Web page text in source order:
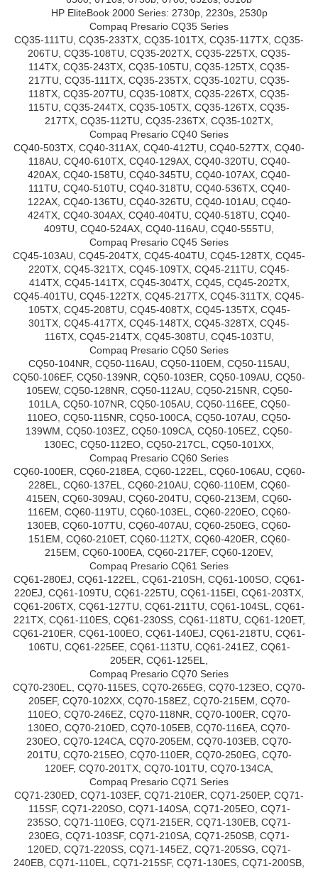
HP EliteBook 2000 Series: 2730p, 2230s, 2530p
Compaq Presario CQ35 Series
CQ35-111TU, CQ35-233TX, CQ35-101TX, CQ35-117TX, CQ35-
206TU, CQ35-108TU, CQ35-202TX, CQ35-225TX, CQ35-
114TX, CQ35-243TX, CQ35-105TU, CQ35-125TX, CQ35-
217TU, CQ35-111TX, CQ35-235TX, CQ35-102TU, CQ35-
118TX, CQ35-207TU, CQ35-108TX, CQ35-226TX, CQ35-
115TU, CQ35-244TX, CQ35-105TX, CQ35-126TX, CQ35-
217TX, CQ35-112TU, CQ35-236TX, CQ35-102TX,
Compaq Presario CQ40 Series
CQ40-503TX, CQ40-311AX, CQ40-412TU, CQ40-527TX, CQ40-
118AU, CQ40-610TX, CQ40-129AX, CQ40-320TU, CQ40-
420AX, CQ40-158TU, CQ40-345TU, CQ40-107AX, CQ40-
111TU, CQ40-510TU, CQ40-318TU, CQ40-536TX, CQ40-
122AX, CQ40-136TU, CQ40-326TU, CQ40-101AU, CQ40-
424TX, CQ40-304AX, CQ40-404TU, CQ40-518TU, CQ40-
409TU, CQ40-524AX, CQ40-116AU, CQ40-555TU,
Compaq Presario CQ45 Series
CQ45-103AU, CQ45-204TX, CQ45-404TU, CQ45-128TX, CQ45-
220TX, CQ45-321TX, CQ45-109TX, CQ45-211TU, CQ45-
414TX, CQ45-141TX, CQ45-304TX, CQ45, CQ45-202TX,
CQ45-401TU, CQ45-122TX, CQ45-217TX, CQ45-311TX, CQ45-
105TX, CQ45-208TU, CQ45-408TX, CQ45-135TX, CQ45-
301TX, CQ45-417TX, CQ45-148TX, CQ45-328TX, CQ45-
116TX, CQ45-214TX, CQ45-308TU, CQ45-103TU,
Compaq Presario CQ50 Series
CQ50-104NR, CQ50-116AU, CQ50-110EM, CQ50-115AU,
CQ50-106EF, CQ50-139NR, CQ50-103ER, CQ50-109AU, CQ50-
105EW, CQ50-128NR, CQ50-112AU, CQ50-215NR, CQ50-
101LA, CQ50-107NR, CQ50-105AU, CQ50-116EE, CQ50-
110EO, CQ50-115NR, CQ50-100CA, CQ50-107AU, CQ50-
139WM, CQ50-103EZ, CQ50-109CA, CQ50-105EZ, CQ50-
130EC, CQ50-112EO, CQ50-217CL, CQ50-101XX,
Compaq Presario CQ60 Series
CQ60-100ER, CQ60-218EA, CQ60-122EL, CQ60-106AU, CQ60-
228EL, CQ60-137EL, CQ60-210AU, CQ60-110EM, CQ60-
415EN, CQ60-309AU, CQ60-204TU, CQ60-213EM, CQ60-
116EM, CQ60-119TU, CQ60-103EL, CQ60-220EO, CQ60-
130EB, CQ60-107TU, CQ60-407AU, CQ60-250EG, CQ60-
151EM, CQ60-210ET, CQ60-112TX, CQ60-420ER, CQ60-
215EM, CQ60-100EA, CQ60-217EF, CQ60-120EV,
Compaq Presario CQ61 Series
CQ61-280EJ, CQ61-122EL, CQ61-210SH, CQ61-100SO, CQ61-
220EJ, CQ61-109TU, CQ61-225TU, CQ61-115EI, CQ61-203TX,
CQ61-206TX, CQ61-127TU, CQ61-211TU, CQ61-104SL, CQ61-
221TX, CQ61-110ES, CQ61-230SS, CQ61-118TU, CQ61-120ET,
CQ61-210ER, CQ61-100EO, CQ61-140EJ, CQ61-218TU, CQ61-
106TU, CQ61-225EE, CQ61-113TU, CQ61-241EZ, CQ61-
205ER, CQ61-125EL,
Compaq Presario CQ70 Series
CQ70-230EL, CQ70-115ES, CQ70-265EG, CQ70-123EO, CQ70-
205EF, CQ70-102XX, CQ70-158EZ, CQ70-215EM, CQ70-
110EO, CQ70-246EZ, CQ70-118NR, CQ70-100ER, CQ70-
130EO, CQ70-210ED, CQ70-105EB, CQ70-116EA, CQ70-
230EO, CQ70-124CA, CQ70-205EM, CQ70-103EB, CQ70-
201TU, CQ70-215EO, CQ70-110ER, CQ70-250EG, CQ70-
120EF, CQ70-201TX, CQ70-101TU, CQ70-134CA,
Compaq Presario CQ71 Series
CQ71-230ED, CQ71-103EF, CQ71-210ER, CQ71-250EP, CQ71-
115SF, CQ71-220SO, CQ71-140SA, CQ71-205EO, CQ71-
235SO, CQ71-110EG, CQ71-215ER, CQ71-130EB, CQ71-
230EG, CQ71-103SF, CQ71-210SA, CQ71-250SB, CQ71-
120ED, CQ71-220SS, CQ71-145EZ, CQ71-205SG, CQ71-
240EB, CQ71-110EL, CQ71-215SF, CQ71-130ES, CQ71-200SB,